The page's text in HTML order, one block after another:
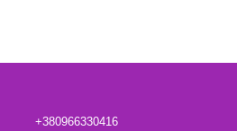
+380966330416